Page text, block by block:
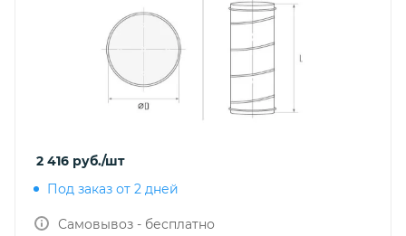
2 416 руб./шт
Под заказ от 2 дней
Самовывоз - бесплатно